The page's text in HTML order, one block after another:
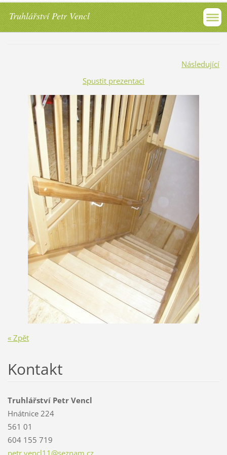
Truhlářství Petr Vencl
Následující
Spustit prezentaci
« Zpět
Kontakt
Truhlářství Petr Vencl
Hnátnice 224
561 01
604 155 719
petr.vencl11@seznam.cz